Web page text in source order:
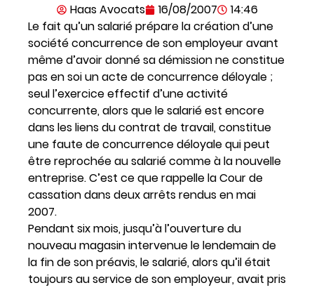
Haas Avocats 16/08/2007
14:46
Le fait qu’un salarié prépare la création d’une
société concurrence de son employeur avant
même d’avoir donné sa démission ne constitue
pas en soi un acte de concurrence déloyale ;
seul l’exercice effectif d’une activité
concurrente, alors que le salarié est encore
dans les liens du contrat de travail, constitue
une faute de concurrence déloyale qui peut
être reprochée au salarié comme à la nouvelle
entreprise. C’est ce que rappelle la Cour de
cassation dans deux arrêts rendus en mai
2007.
Pendant six mois, jusqu’à l’ouverture du
nouveau magasin intervenue le lendemain de
la fin de son préavis, le salarié, alors qu’il était
toujours au service de son employeur, avait pris